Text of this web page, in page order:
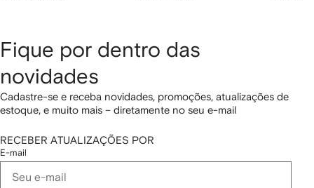
Fique por dentro das
novidades
Cadastre-se e receba novidades, promoções, atualizações de
estoque, e muito mais – diretamente no seu e-mail
RECEBER ATUALIZAÇÕES POR
E-mail